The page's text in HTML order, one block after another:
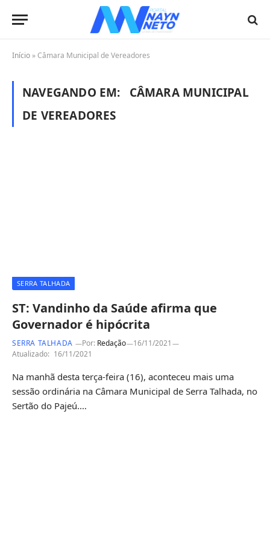
Início »Câmara Municipal de Vereadores
NAVEGANDO EM:
CÂMARA MUNICIPAL
DE VEREADORES
SERRA TALHADA
ST: Vandinho da Saúde afirma que
Governador é hipócrita
SERRA TALHADA Por: Redação
16/11/2021
Atualizado: 16/11/2021
Na manhã desta terça-feira (16), aconteceu mais uma
sessão ordinária na Câmara Municipal de Serra Talhada, no
Sertão do Pajeú.…